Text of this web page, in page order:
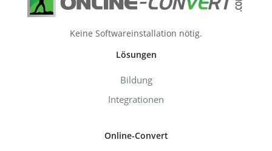
Keine Softwareinstallation nötig.
Lösungen
Bildung
Integrationen
Online-Convert